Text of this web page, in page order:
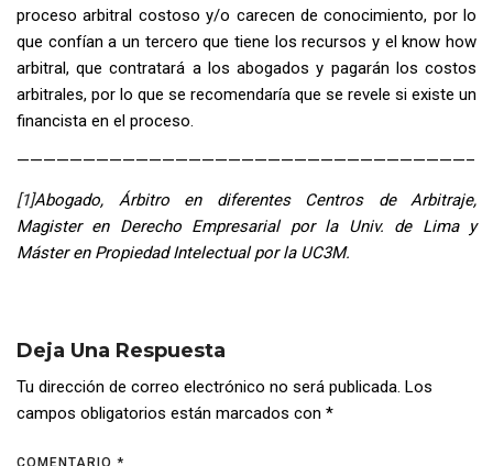
proceso arbitral costoso y/o carecen de conocimiento, por lo
que confían a un tercero que tiene los recursos y el know how
arbitral, que contratará a los abogados y pagarán los costos
arbitrales, por lo que se recomendaría que se revele si existe un
financista en el proceso.
——————————————————————————————————–
[1]Abogado, Árbitro en diferentes Centros de Arbitraje,
Magister en Derecho Empresarial por la Univ. de Lima y
Máster en Propiedad Intelectual por la UC3M.
Deja Una Respuesta
Tu dirección de correo electrónico no será publicada. Los
campos obligatorios están marcados con *
COMENTARIO *